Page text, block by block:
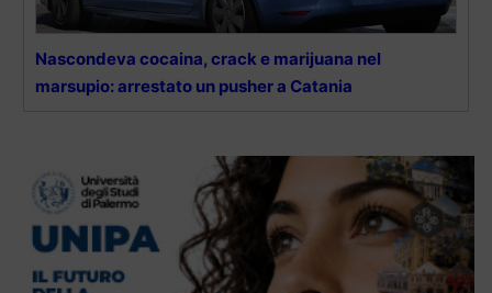
Nascondeva cocaina, crack e marijuana nel
marsupio: arrestato un pusher a Catania